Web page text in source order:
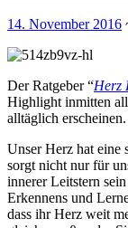
14. November 2016
Der Ratgeber “Herz
Highlight inmitten
alltäglich erscheinen.
Unser Herz hat eine
sorgt nicht nur für
innerer Leitstern
Erkennens und
dass ihr Herz weit